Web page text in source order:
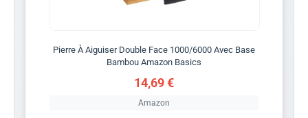
Pierre À Aiguiser Double Face 1000/6000 Avec Base
Bambou Amazon Basics
14,69 €
Amazon